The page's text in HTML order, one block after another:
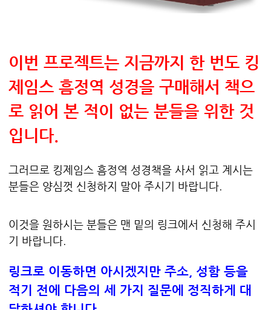
이번 프로젝트는 지금까지 한 번도 킹
제임스 흠정역 성경을 구매해서 책으
로 읽어 본 적이 없는 분들을 위한 것
입니다.
그러므로 킹제임스 흠정역 성경책을 사서 읽고 계시는
분들은 양심껏 신청하지 말아 주시기 바랍니다.
이것을 원하시는 분들은 맨 밑의 링크에서 신청해 주시
기 바랍니다.
링크로 이동하면 아시겠지만 주소, 성함 등을
적기 전에 다음의 세 가지 질문에 정직하게 대